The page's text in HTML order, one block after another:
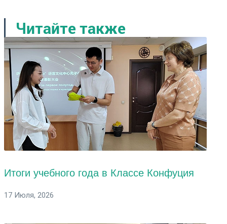
Читайте также
Итоги учебного года в Классе Конфуция
17 Июля, 2026